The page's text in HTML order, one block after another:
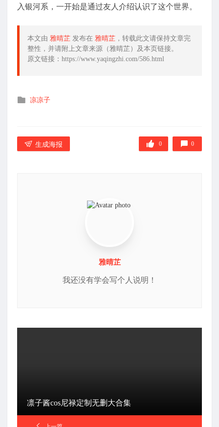
入银河系，一开始是通过友人介绍认识了这个世界。
本文由 雅晴芷 发布在 雅晴芷 ，转载此文请保持文章完
整性，并请附上文章来源（雅晴芷）及本页链接。
原文链接：https://www.yaqingzhi.com/586.html
发
凉凉子
生成海报 0 0
雅晴芷
我还没有学会写个人说明！
凛子酱cos尼禄定制无删大合集